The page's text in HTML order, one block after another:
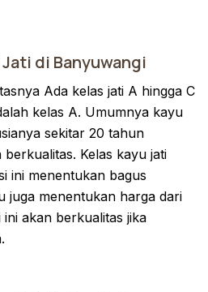
di Banyuwangi
Ada kelas jati A hingga C
kelas A. Umumnya kayu
sekitar 20 tahun
Kelas kayu jati
ini menentukan bagus
juga menentukan harga dari
akan berkualitas jika